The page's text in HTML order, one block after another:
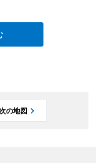
の地図